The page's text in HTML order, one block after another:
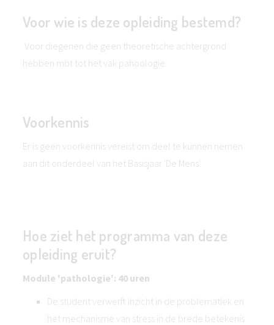
Voor wie is deze opleiding bestemd?
Voor diegenen die geen theoretische achtergrond
hebben mbt tot het vak pahoologie.
Voorkennis
Er is geen voorkennis vereist om deel te kunnen nemen
aan dit onderdeel van het Basisjaar 'De Mens'.
Hoe ziet het programma van deze
opleiding eruit?
Module 'pathologie': 40 uren
De student verwerft inzicht in de problematiek en
het mechanisme van stress in de brede betekenis